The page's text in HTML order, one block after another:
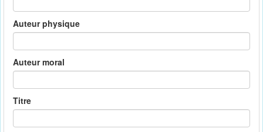
Auteur physique
Auteur moral
Titre